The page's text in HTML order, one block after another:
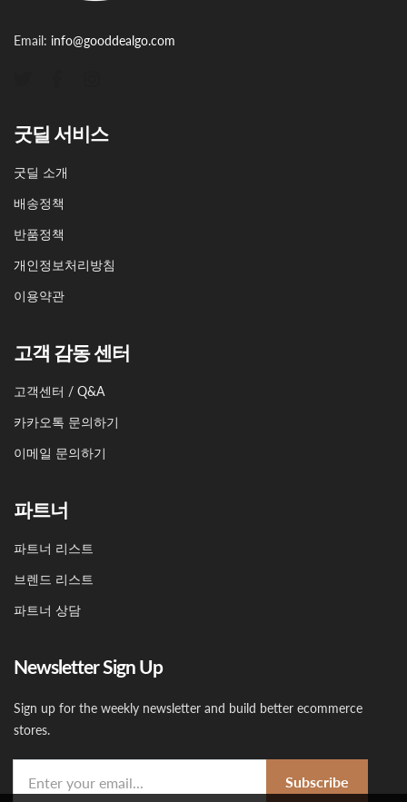
Email: info@gooddealgo.com
굿딜 서비스
굿딜 소개
배송정책
반품정책
개인정보처리방침
이용약관
고객 감동 센터
고객센터 / Q&A
카카오톡 문의하기
이메일 문의하기
파트너
파트너 리스트
브렌드 리스트
파트너 상담
Newsletter Sign Up
Sign up for the weekly newsletter and build better ecommerce
stores.
Subscribe